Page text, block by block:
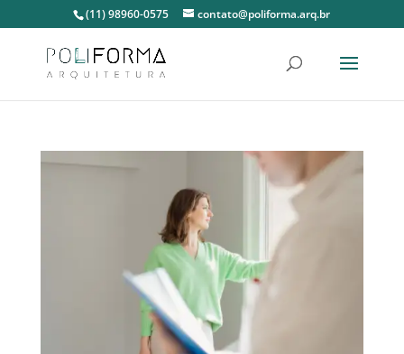
(11) 98960-0575 contato@poliforma.arq.br